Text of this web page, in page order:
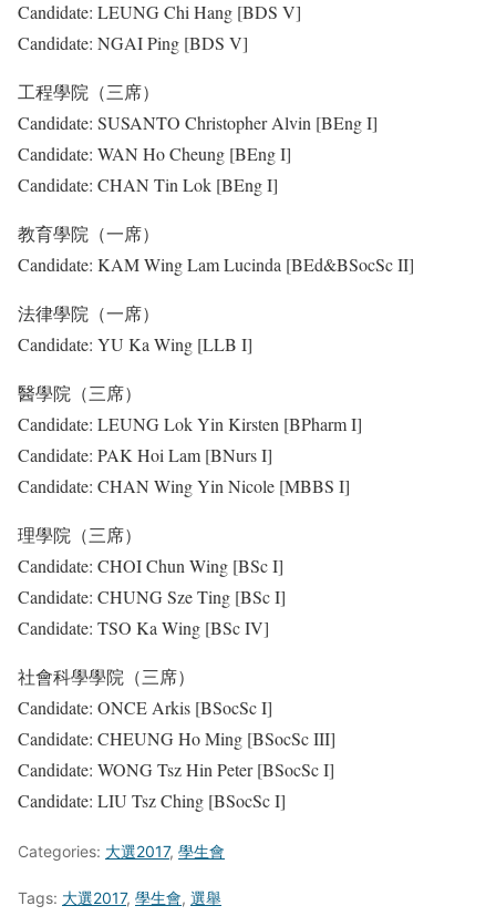
Candidate: LEUNG Chi Hang [BDS V]
Candidate: NGAI Ping [BDS V]
工程學院（三席）
Candidate: SUSANTO Christopher Alvin [BEng I]
Candidate: WAN Ho Cheung [BEng I]
Candidate: CHAN Tin Lok [BEng I]
教育學院（一席）
Candidate: KAM Wing Lam Lucinda [BEd&BSocSc II]
法律學院（一席）
Candidate: YU Ka Wing [LLB I]
醫學院（三席）
Candidate: LEUNG Lok Yin Kirsten [BPharm I]
Candidate: PAK Hoi Lam [BNurs I]
Candidate: CHAN Wing Yin Nicole [MBBS I]
理學院（三席）
Candidate: CHOI Chun Wing [BSc I]
Candidate: CHUNG Sze Ting [BSc I]
Candidate: TSO Ka Wing [BSc IV]
社會科學學院（三席）
Candidate: ONCE Arkis [BSocSc I]
Candidate: CHEUNG Ho Ming [BSocSc III]
Candidate: WONG Tsz Hin Peter [BSocSc I]
Candidate: LIU Tsz Ching [BSocSc I]
Categories: 大選2017, 學生會
Tags: 大選2017, 學生會, 選舉